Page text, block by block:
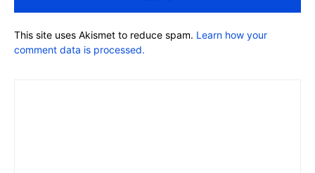
This site uses Akismet to reduce spam. Learn how your
comment data is processed.